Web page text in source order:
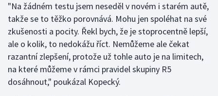
Rychlostní kanoistika
Short track
Sportovní střelba
Stolní tenis
"Na žádném testu jsem neseděl v novém i starém autě,
takže se to těžko porovnává. Mohu jen spoléhat na své
zkušenosti a pocity. Řekl bych, že je stoprocentně lepší,
ale o kolik, to nedokážu říct. Nemůžeme ale čekat
razantní zlepšení, protože už tohle auto je na limitech,
na které můžeme v rámci pravidel skupiny R5
dosáhnout," poukázal Kopecký.